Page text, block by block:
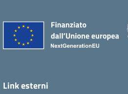
Link esterni